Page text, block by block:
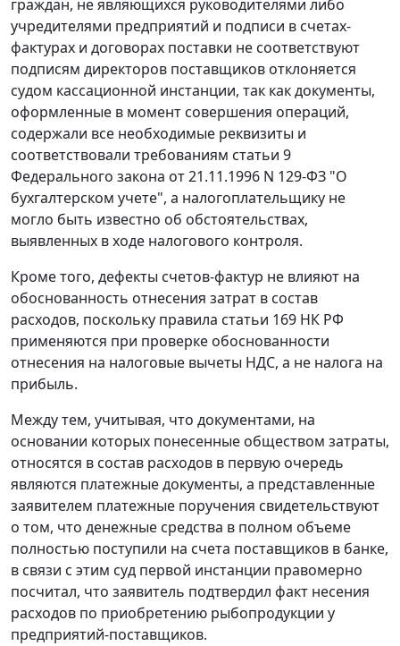
граждан, не являющихся руководителями либо
учредителями предприятий и подписи в счетах-
фактурах и договорах поставки не соответствуют
подписям директоров поставщиков отклоняется
судом кассационной инстанции, так как документы,
оформленные в момент совершения операций,
содержали все необходимые реквизиты и
соответствовали требованиям статьи 9
Федерального закона от 21.11.1996 N 129-ФЗ "О
бухгалтерском учете", а налогоплательщику не
могло быть известно об обстоятельствах,
выявленных в ходе налогового контроля.
Кроме того, дефекты счетов-фактур не влияют на
обоснованность отнесения затрат в состав
расходов, поскольку правила статьи 169 НК РФ
применяются при проверке обоснованности
отнесения на налоговые вычеты НДС, а не налога на
прибыль.
Между тем, учитывая, что документами, на
основании которых понесенные обществом затраты,
относятся в состав расходов в первую очередь
являются платежные документы, а представленные
заявителем платежные поручения свидетельствуют
о том, что денежные средства в полном объеме
полностью поступили на счета поставщиков в банке,
в связи с этим суд первой инстанции правомерно
посчитал, что заявитель подтвердил факт несения
расходов по приобретению рыбопродукции у
предприятий-поставщиков.